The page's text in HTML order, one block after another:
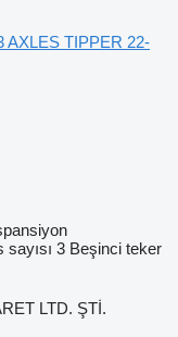
AXLES TIPPER 22-
sayısı 3 Beşinci teker
LTD. ŞTİ.